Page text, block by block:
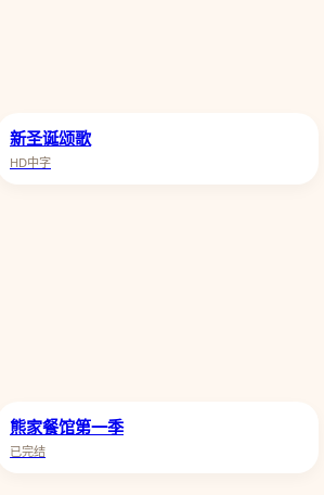
新圣诞颂歌
HD中字
熊家餐馆第一季
已完结